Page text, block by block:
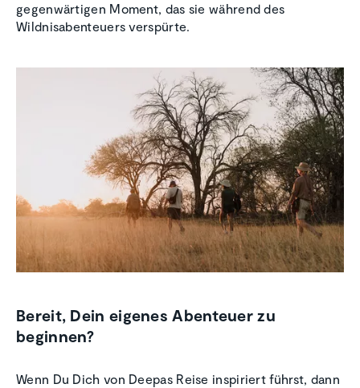
gegenwärtigen Moment, das sie während des
Wildnisabenteuers verspürte.
Bereit, Dein eigenes Abenteuer zu
beginnen?
Wenn Du Dich von Deepas Reise inspiriert führst, dann